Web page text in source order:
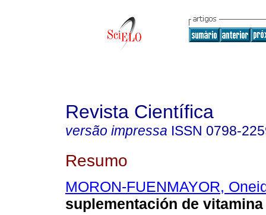
Revista Científica
versão impressa ISSN 0798-
Resumo
MORON-FUENMAYOR,
suplementación de vitamina